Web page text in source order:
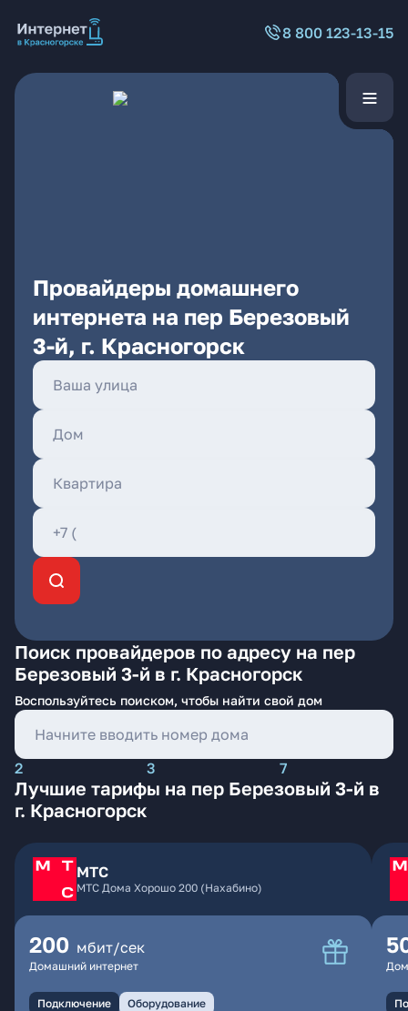
8 800 123-13-15
Провайдеры домашнего
интернета на пер Березовый
3-й, г. Красногорск
Поиск провайдеров по адресу на пер
Березовый 3-й в г. Красногорск
Воспользуйтесь поиском, чтобы найти свой дом
2 3 7
Лучшие тарифы на пер Березовый 3-й в
г. Красногорск
МТС
МТС Дома Хорошо 200 (Нахабино)
200 мбит/сек
Домашний интернет
Подключение Оборудование